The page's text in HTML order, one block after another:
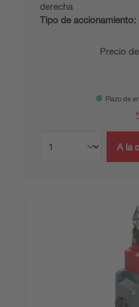
derecha
Tipo de accionamiento:
Precio
Plazo de
A la